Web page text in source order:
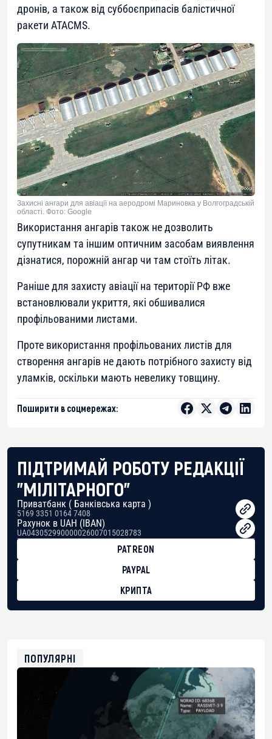
дронів, а також від суббоєприпасів балістичної
ракети ATACMS.
Захисні ангари для авіації на аеродромі Мариновка у Волгоградській
області. Фото: Google
Використання ангарів також не дозволить
супутникам та іншим оптичним засобам виявлення
дізнатися, порожній ангар чи там стоїть літак.
Раніше для захисту авіації на території РФ вже
встановлювали укриття, які обшивалися
профільованими листами.
Проте використання профільованих листів для
створення ангарів не дають потрібного захисту від
уламків, оскільки мають невелику товщину.
Поширити в соцмережах:
ПІДТРИМАЙ РОБОТУ РЕДАКЦІЇ
"МІЛІТАРНОГО"
Приватбанк ( Банківська карта )
5169 3351 0164 7408
Рахунок в UAH (IBAN)
UA043052990000026007015028783
PATREON
PAYPAL
КРИПТА
0xfD02863D3289416fcF50975c9DFda13623f97758
ПОПУЛЯРНІ